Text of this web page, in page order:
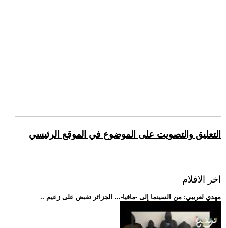
التعليق والتصويت على الموضوع في الموقع الرئيسي
اخر الافلام
.. مهدي لعريبي: من السينما إلى -مافيا-... الجزائر تقبض على زعيم